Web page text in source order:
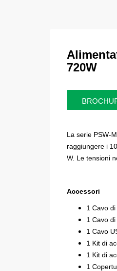
720W
La serie PSW-
raggiungere i
W. Le tensioni
Accessori
1 Cavo
1 Cavo
1 Cavo
1 Kit di
1 Kit di
1